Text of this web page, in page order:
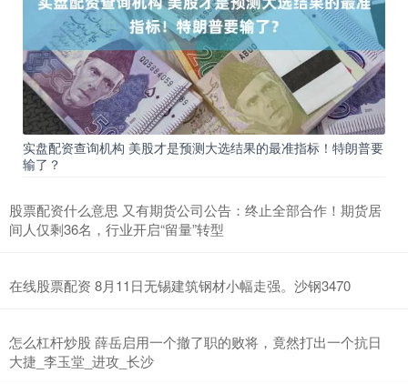
实盘配资查询机构 美股才是预测大选结果的最准指标！特朗普要
输了？
股票配资什么意思 又有期货公司公告：终止全部合作！期货居
间人仅剩36名，行业开启“留量”转型
在线股票配资 8月11日无锡建筑钢材小幅走强。沙钢3470
怎么杠杆炒股 薛岳启用一个撤了职的败将，竟然打出一个抗日
大捷_李玉堂_进攻_长沙